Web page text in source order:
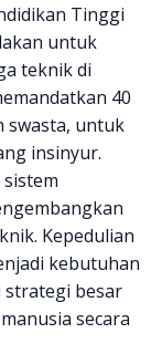
Tinggi
untuk
teknik di
40
swasta, untuk
insinyur.
Kepedulian
kebutuhan
strategi besar
secara